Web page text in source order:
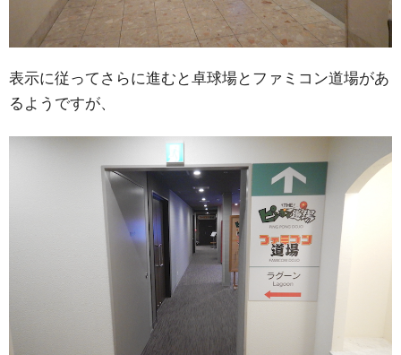
表示に従ってさらに進むと卓球場とファミコン道場があ
るようですが、